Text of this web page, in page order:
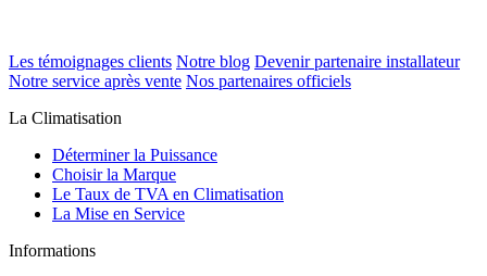
Les témoignages clients Notre blog Devenir partenaire installateur
Notre service après vente Nos partenaires officiels
La Climatisation
Déterminer la Puissance
Choisir la Marque
Le Taux de TVA en Climatisation
La Mise en Service
Informations